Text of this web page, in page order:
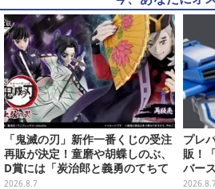
「鬼滅の刃」新作一番くじの受注
再販が決定！童磨や胡蝶しのぶ、
D賞には「炭治郎と義勇のてちて
ちフィギュア」も
2026.8.7
プレ
販！
バー
（ナ
2026.8.7